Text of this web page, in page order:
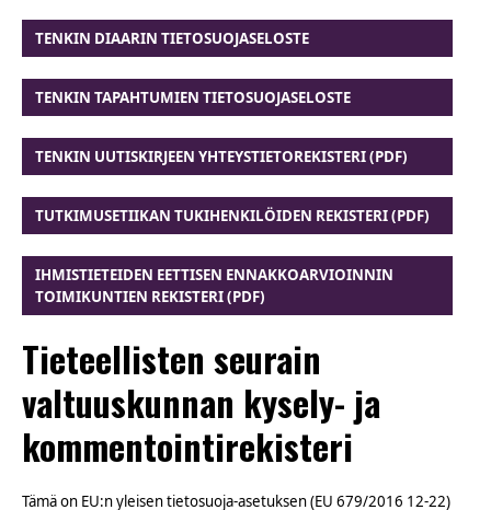
TENKIN DIAARIN TIETOSUOJASELOSTE
TENKIN TAPAHTUMIEN TIETOSUOJASELOSTE
TENKIN UUTISKIRJEEN YHTEYSTIETOREKISTERI (PDF)
TUTKIMUSETIIKAN TUKIHENKILÖIDEN REKISTERI (PDF)
IHMISTIETEIDEN EETTISEN ENNAKKOARVIOINNIN
TOIMIKUNTIEN REKISTERI (PDF)
Tieteellisten seurain
valtuuskunnan kysely- ja
kommentointirekisteri
Tämä on EU:n yleisen tietosuoja-asetuksen (EU 679/2016 12-22)